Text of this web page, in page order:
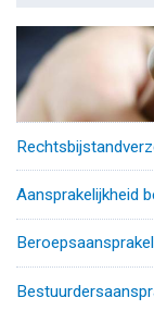
Aansprakelijkheid